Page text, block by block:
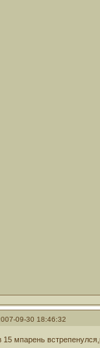
09-30 18:46:32
15 мпарень